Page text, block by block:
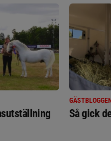
Så gick